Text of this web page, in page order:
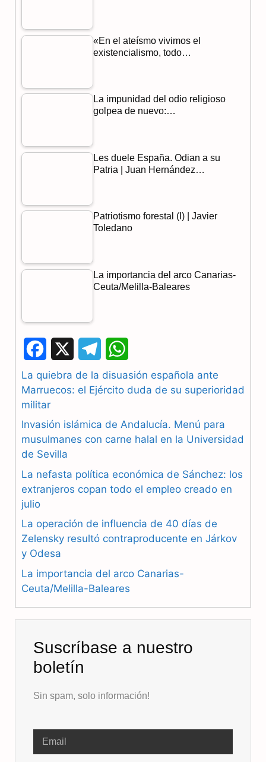
o
a p
«En el ateísmo vivimos el
existencialismo, todo…
La impunidad del odio religioso
golpea de nuevo:…
Les duele España. Odian a su
Patria | Juan Hernández…
Patriotismo forestal (I) | Javier
Toledano
La importancia del arco Canarias-
Ceuta/Melilla-Baleares
a
c
b
o
o
e
l
g
a
h
a
s
p
La quiebra de la disuasión española ante
Marruecos: el Ejército duda de su superioridad
militar
Invasión islámica de Andalucía. Menú para
musulmanes con carne halal en la Universidad
de Sevilla
La nefasta política económica de Sánchez: los
extranjeros copan todo el empleo creado en
julio
La operación de influencia de 40 días de
Zelensky resultó contraproducente en Járkov
y Odesa
La importancia del arco Canarias-
Ceuta/Melilla-Baleares
Suscríbase a nuestro
boletín
Sin spam, solo información!